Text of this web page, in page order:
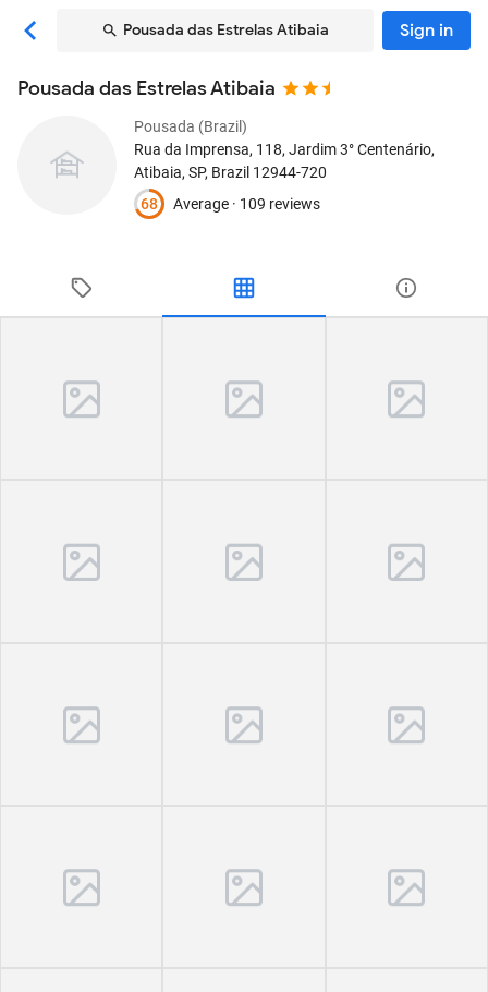
Pousada das Estrelas Atibaia Sign in
Pousada das Estrelas Atibaia
Pousada (Brazil)
Rua da Imprensa, 118, Jardim 3° Centenário,
Atibaia, SP, Brazil 12944-720
68
Average · 109 reviews